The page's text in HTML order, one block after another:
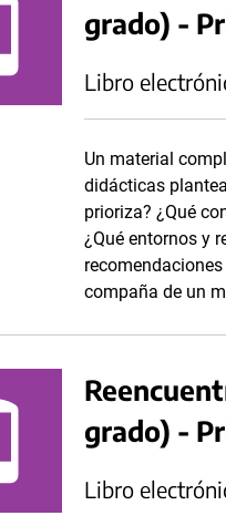
grado) -
Libro
Un material
didácticas
prioriza? ¿Qué
¿Qué entornos y
compaña de un
grado) -
Libro